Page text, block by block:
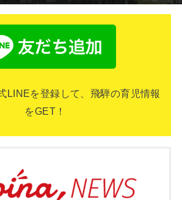
LINEを登録して、飛騨の育児情報
をGET！